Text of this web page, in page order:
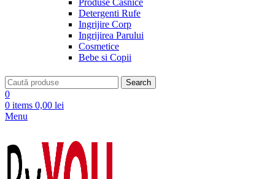
Produse Casnice
Detergenti Rufe
Ingrijire Corp
Ingrijirea Parului
Cosmetice
Bebe si Copii
Search
0
0 items 0,00 lei
Menu